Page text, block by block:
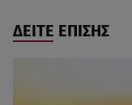
ΔΕΙΤΕ ΕΠΙΣΗΣ